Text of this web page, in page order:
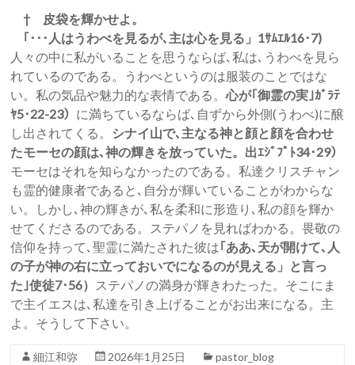
† 皮袋を輝かせよ。
｢･･･人はうわべを見るが､主は心を見る」1ｻﾑｴﾙ16･7)
人々の中に私がいることを思うならば､私は､うわべを見ら
れているのである。うわべというのは服装のことではな
い。私の気品や魅力的な表情である。心が｢御霊の実｣ｶﾞﾗﾃ
ﾔ5･22-23） に満ちているならば､自ずから外側(うわべ)に醸
し出されてくる。 シナイ山で､主なる神と顔と顔を合わせ
たモーセの顔は､神の輝きを放っていた。出ｴｼﾞﾌﾟﾄ34･29）
モーセはそれを知らなかったのである。私達クリスチャン
も霊的健康者であると､自分が輝いていることがわからな
い。しかし､神の輝きが､私を柔和に形造り､私の顔を輝か
せてくださるのである。ステパノを見ればわかる。畏敬の
信仰を持って､聖霊に満たされた彼は｢ああ､天が開けて､人
の子が神の右に立っておいでになるのが見える」と言っ
た｣使徒7･56） ステパノの満身が輝きわたった。そこにま
で主イエスは､私達を引き上げることがお出来になる。主
よ。そうして下さい。
細江和弥 2026年1月25日
pastor_blog